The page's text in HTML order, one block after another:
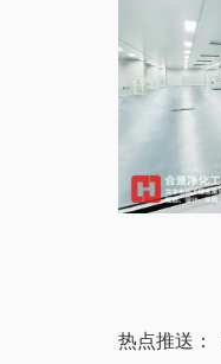
热点推送：